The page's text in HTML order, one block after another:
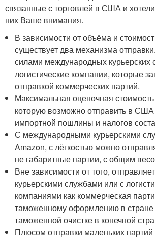
связанные с торговлей в США и
них Ваше внимания.
В зависимости от объёма и
существует два механизма
силами международных курьерских
логистические компании, которые
отправкой коммерческих партий.
Максимальная оценочная
которую возможно отправить в
импортной пошлины и налогов
С международными курьерскими
Amazon, с лёгкостью можно
не габаритные партии, с общим
Вне зависимости от того,
курьерскими службами или с
компаниями как коммерческая
таможенному оформлению в стране
таможенной очистке в конечной
Плюсом отправки маленьких партий